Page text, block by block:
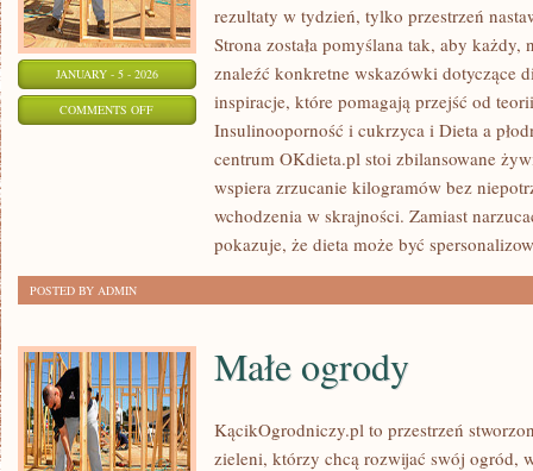
JANUARY - 5 - 2026
COMMENTS OFFON
rezultaty w tydzień, tylko przestrzeń
Strona została pomyślana tak, aby każdy,
znaleźć konkretne wskazówki dotyczące
inspiracje, które pomagają przejść od
Insulinooporność i cukrzyca i Dieta a
centrum OKdieta.pl stoi zbilansowane
wspiera zrzucanie kilogramów bez
wchodzenia w skrajności. Zamiast
pokazuje, że dieta może być
POSTED BY ADMIN
Małe ogrody
KącikOgrodniczy.pl to przestrzeń
zieleni, którzy chcą rozwijać swój ogród,